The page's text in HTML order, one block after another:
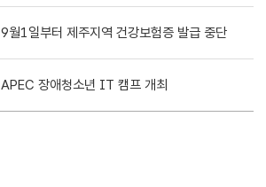
9월1일부터 제주지역 건강보험증 발급 중단
APEC 장애청소년 IT 캠프 개최